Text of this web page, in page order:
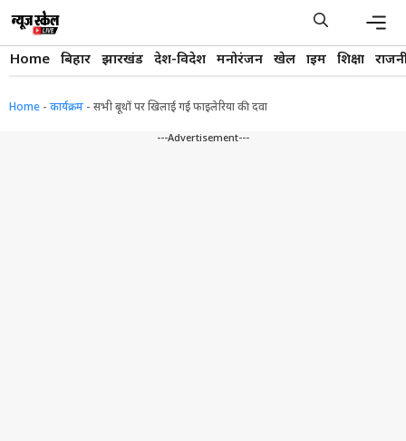
content
Home बिहार झारखंड देश-विदेश मनोरंजन खेल क्राइम शिक्षा
Home - कार्यक्रम - सभी बूथों पर खिलाई गई फाइलेरिया की दवा
---Advertisement---